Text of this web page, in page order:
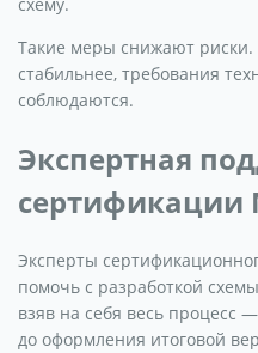
Такие меры снижают риски.
стабильнее, требования
соблюдаются.
Экспертная
сертификации
Эксперты
помочь с разработкой
взяв на себя весь процесс
до оформления итоговой